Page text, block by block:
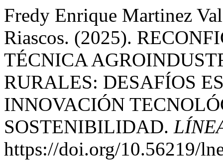
Fredy Enrique Martinez
Riascos. (2025).
TÉCNICA
RURALES: DESAFÍOS
INNOVACIÓN
SOSTENIBILIDAD.
https://doi.org/10.56219/